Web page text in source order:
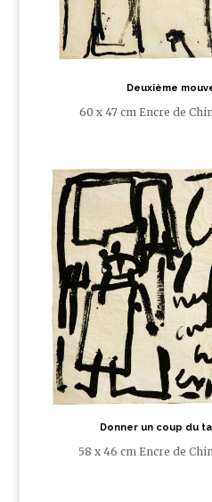
Deuxième
60 x 47 cm Encre de
Donner un coup du
58 x 46 cm Encre de